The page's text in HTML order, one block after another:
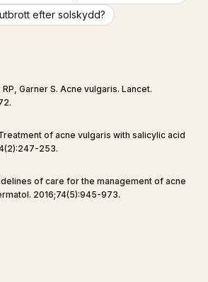
efter solskydd?
Garner S. Acne vulgaris. Lancet.
of acne vulgaris with salicylic acid
253.
of care for the management of acne
2016;74(5):945-973.